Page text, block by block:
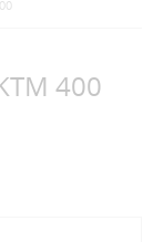
400